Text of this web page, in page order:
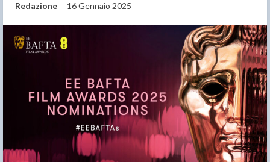
Redazione 16 Gennaio 2025